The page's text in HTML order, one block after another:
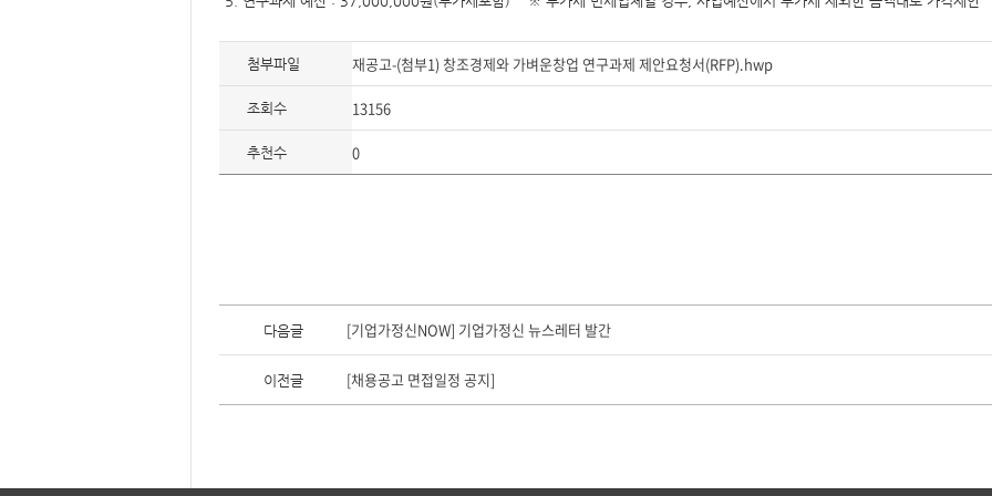
첨부파일 재공고-(첨부1) 창조경제와 가벼운창업 연구과제 제안요청서(RFP).hwp
조회수 13156
추천수 0
이
다
다음글 [기업가정신NOW] 기업가정신 뉴스레터 발간
이전글 [채용공고 면접일정 공지]